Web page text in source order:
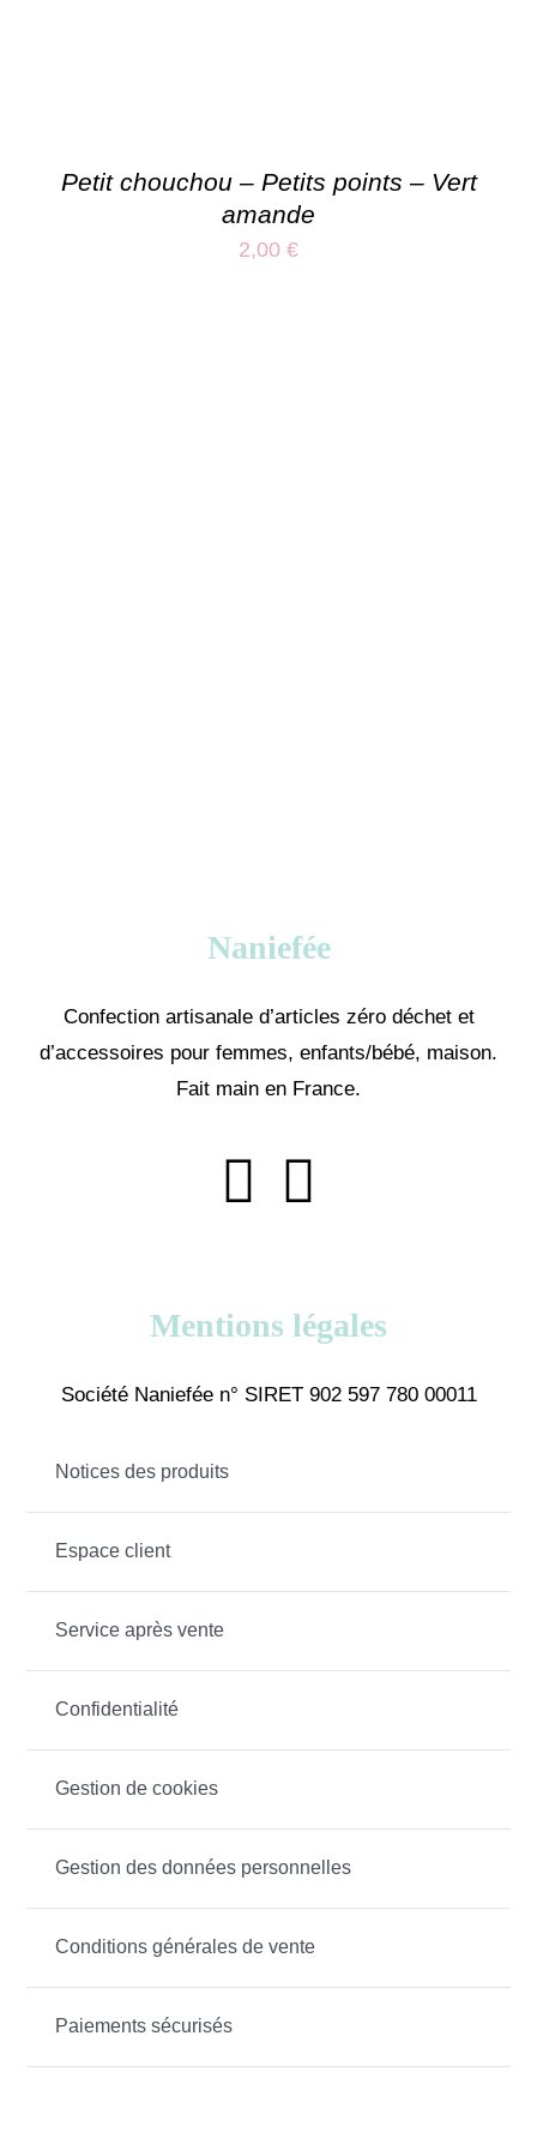
Petit chouchou – Petits points – Vert
amande
2,00 €
Naniefée
Confection artisanale d’articles zéro déchet et
d’accessoires pour femmes, enfants/bébé, maison.
Fait main en France.
Mentions légales
Société Naniefée n° SIRET 902 597 780 00011
Notices des produits
Espace client
Service après vente
Confidentialité
Gestion de cookies
Gestion des données personnelles
Conditions générales de vente
Paiements sécurisés